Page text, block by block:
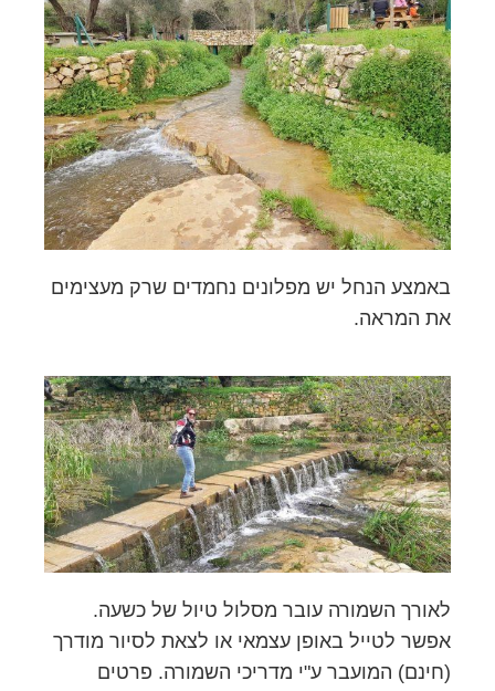
באמצע הנחל יש מפלונים נחמדים שרק מעצימים
את המראה.
לאורך השמורה עובר מסלול טיול של כשעה.
אפשר לטייל באופן עצמאי או לצאת לסיור מודרך
(חינם) המועבר ע"י מדריכי השמורה. פרטים